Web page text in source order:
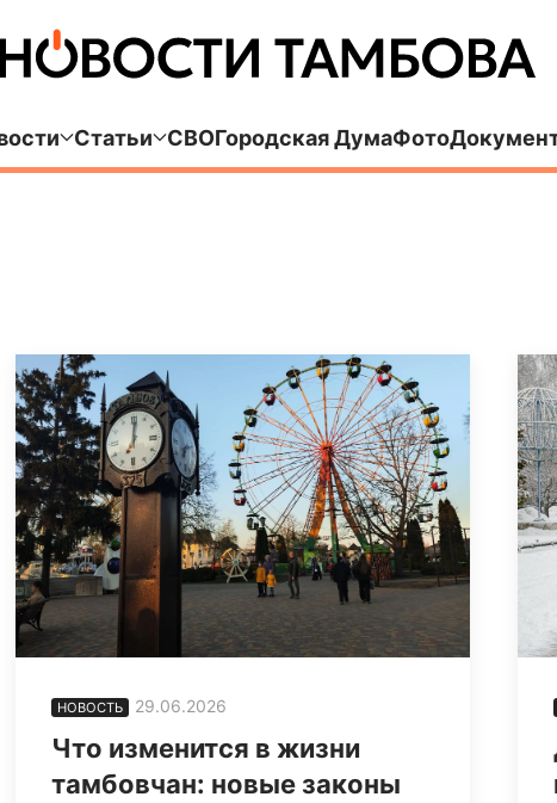
Статьи СВОГородская ДумаФото
НОВОСТЬ 29.06.2026
Что изменится в жизни
тамбовчан: новые законы